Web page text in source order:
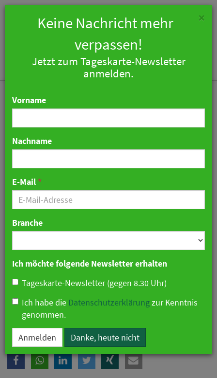
MonteurzimmerGuru: Die
Online-Plattform für
Monteurzimmer
×
Keine Nachricht mehr
verpassen!
Jetzt zum Tageskarte-Newsletter
anmelden.
Vorname
Nachname
E-Mail *
Branche
Ich möchte folgende Newsletter erhalten
Tageskarte-Newsletter (gegen 8.30 Uhr)
Ich habe die Datenschutzerklärungzur Kenntnis
genommen.
Anmelden Danke, heute nicht